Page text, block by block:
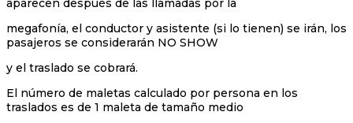
aparecen después de las llamadas por la
megafonía, el conductor y asistente (si lo tienen) se irán, los
pasajeros se considerarán NO SHOW
y el traslado se cobrará.
El número de maletas calculado por persona en los
traslados es de 1 maleta de tamaño medio